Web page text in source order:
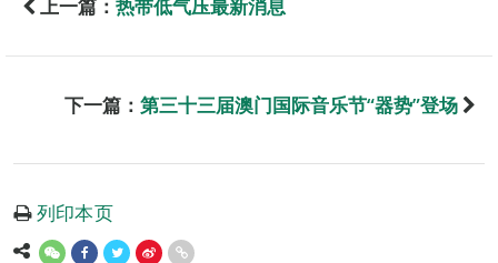
上一篇： 热带低气压最新消息
下一篇： 第三十三届澳门国际音乐节“器势”登场
列印本页